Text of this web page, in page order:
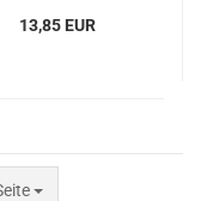
13,85 EUR